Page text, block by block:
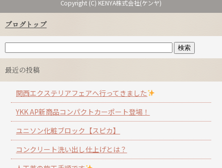
Copyright (C) KENYA株式会社(ケンヤ)
ブログトップ
最近の投稿
関西エクステリアフェアへ行ってきました
YKK AP新商品コンパクトカーポート登場！
ユニソン化粧ブロック【スピカ】
コンクリート洗い出し仕上げとは？